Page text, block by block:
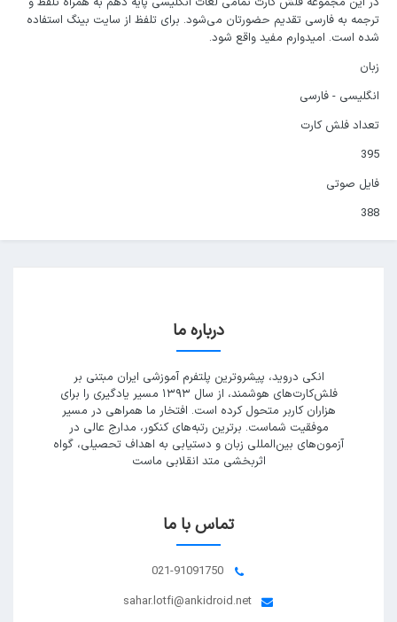
ترجمه به فارسی تقدیم حضورتان می‌شود. برای تلفظ از سایت بینگ استفاده
شده است. امیدوارم مفید واقع شود.
زبان
انگلیسی - فارسی
تعداد فلش کارت
395
فایل صوتی
388
درباره ما
انکی دروید، پیشروترین پلتفرم آموزشی ایران مبتنی بر
فلش‌کارت‌های هوشمند، از سال ۱۳۹۳ مسیر یادگیری را برای
هزاران کاربر متحول کرده است. افتخار ما همراهی در مسیر
موفقیت شماست. برترین رتبه‌های کنکور، مدارج عالی در
آزمون‌های بین‌المللی زبان و دستیابی به اهداف تحصیلی، گواه
اثربخشی متد انقلابی ماست
تماس با ما
021-91091750
sahar.lotfi@ankidroid.net